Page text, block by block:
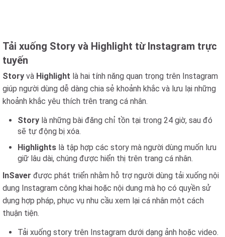
Tải xuống Story và Highlight từ Instagram trực
tuyến
Story và Highlight là hai tính năng quan trọng trên Instagram
giúp người dùng dễ dàng chia sẻ khoảnh khắc và lưu lại những
khoảnh khắc yêu thích trên trang cá nhân.
Story là những bài đăng chỉ tồn tại trong 24 giờ, sau đó
sẽ tự động bị xóa.
Highlights là tập hợp các story mà người dùng muốn lưu
giữ lâu dài, chúng được hiển thị trên trang cá nhân.
InSaver được phát triển nhằm hỗ trợ người dùng tải xuống nội
dung Instagram công khai hoặc nội dung mà họ có quyền sử
dụng hợp pháp, phục vụ nhu cầu xem lại cá nhân một cách
thuận tiện.
Tải xuống story trên Instagram dưới dạng ảnh hoặc video.